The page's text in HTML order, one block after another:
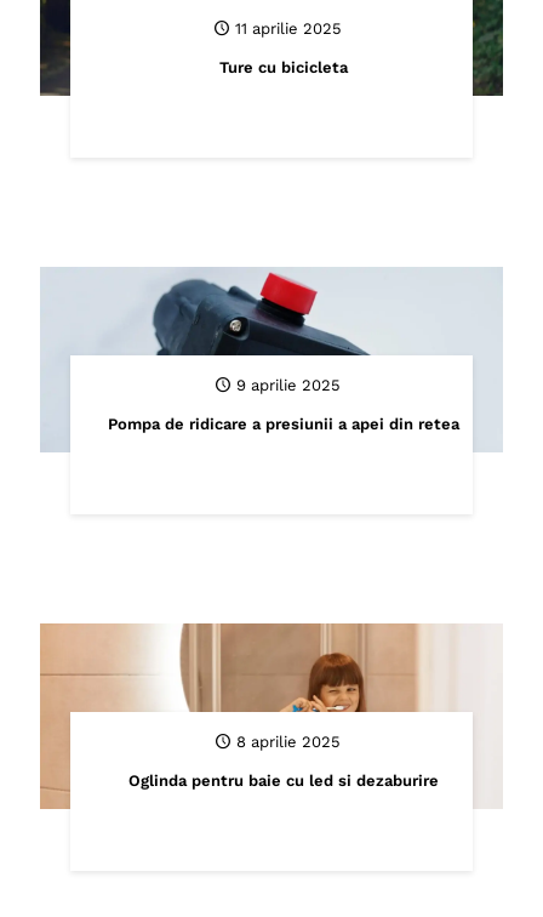
11 aprilie 2025
Ture cu bicicleta
9 aprilie 2025
Pompa de ridicare a presiunii a apei din retea
8 aprilie 2025
Oglinda pentru baie cu led si dezaburire